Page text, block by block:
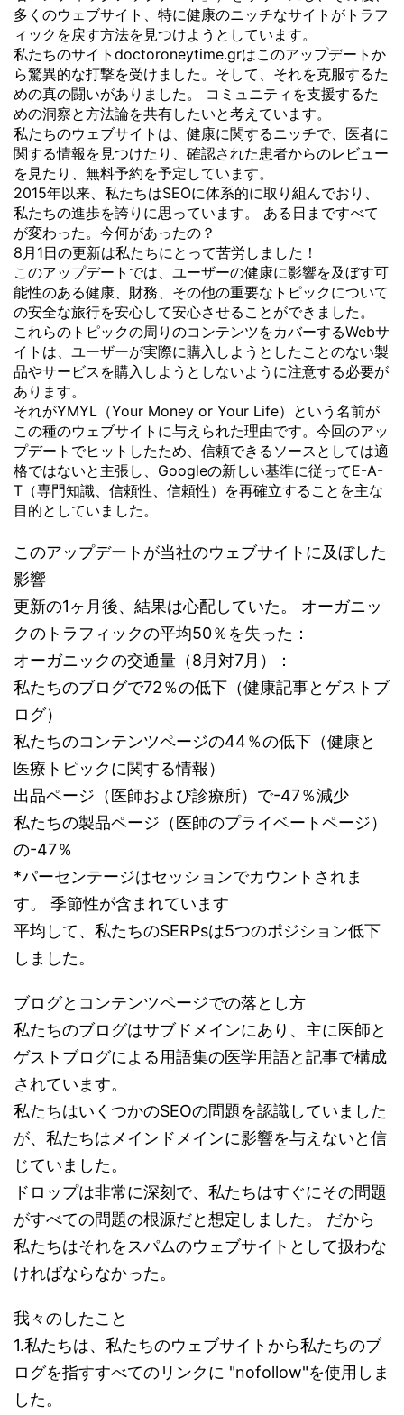
多くのウェブサイト、特に健康のニッチなサイトがトラフ
ィックを戻す方法を見つけようとしています。
私たちのサイトdoctoroneytime.grはこのアップデートか
ら驚異的な打撃を受けました。そして、それを克服するた
めの真の闘いがありました。 コミュニティを支援するた
めの洞察と方法論を共有したいと考えています。
私たちのウェブサイトは、健康に関するニッチで、医者に
関する情報を見つけたり、確認された患者からのレビュー
を見たり、無料予約を予定しています。
2015年以来、私たちはSEOに体系的に取り組んでおり、
私たちの進歩を誇りに思っています。 ある日まですべて
が変わった。今何があったの？
8月1日の更新は私たちにとって苦労しました！
このアップデートでは、ユーザーの健康に影響を及ぼす可
能性のある健康、財務、その他の重要なトピックについて
の安全な旅行を安心して安心させることができました。
これらのトピックの周りのコンテンツをカバーするWebサ
イトは、ユーザーが実際に購入しようとしたことのない製
品やサービスを購入しようとしないように注意する必要が
あります。
それがYMYL（Your Money or Your Life）という名前が
この種のウェブサイトに与えられた理由です。今回のアッ
プデートでヒットしたため、信頼できるソースとしては適
格ではないと主張し、Googleの新しい基準に従ってE-A-
T（専門知識、信頼性、信頼性）を再確立することを主な
目的としていました。
このアップデートが当社のウェブサイトに及ぼした
影響
更新の1ヶ月後、結果は心配していた。 オーガニッ
クのトラフィックの平均50％を失った：
オーガニックの交通量（8月対7月）：
私たちのブログで72％の低下（健康記事とゲストブ
ログ）
私たちのコンテンツページの44％の低下（健康と
医療トピックに関する情報）
出品ページ（医師および診療所）で-47％減少
私たちの製品ページ（医師のプライベートページ）
の-47％
*パーセンテージはセッションでカウントされま
す。 季節性が含まれています
平均して、私たちのSERPsは5つのポジション低下
しました。
ブログとコンテンツページでの落とし方
私たちのブログはサブドメインにあり、主に医師と
ゲストブログによる用語集の医学用語と記事で構成
されています。
私たちはいくつかのSEOの問題を認識していました
が、私たちはメインドメインに影響を与えないと信
じていました。
ドロップは非常に深刻で、私たちはすぐにその問題
がすべての問題の根源だと想定しました。 だから
私たちはそれをスパムのウェブサイトとして扱わな
ければならなかった。
我々のしたこと
1.私たちは、私たちのウェブサイトから私たちのブ
ログを指すすべてのリンクに "nofollow"を使用しま
した。